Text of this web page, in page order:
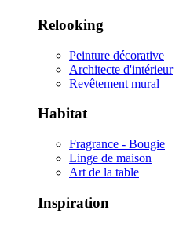
Relooking
Peinture décorative
Architecte d'intérieur
Revêtement mural
Habitat
Fragrance - Bougie
Linge de maison
Art de la table
Inspiration